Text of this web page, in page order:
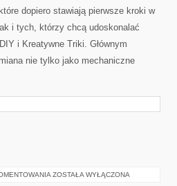
dopiero stawiają pierwsze kroki w
i tych, którzy chcą udoskonalać
i Kreatywne Triki. Głównym
nie tylko jako mechaniczne
POCIĄGI
ZOSTAŁA WYŁĄCZONA